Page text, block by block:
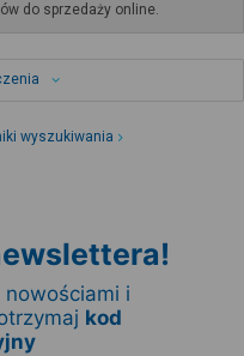
do sprzedaży online.
wyszukiwania
i
kod